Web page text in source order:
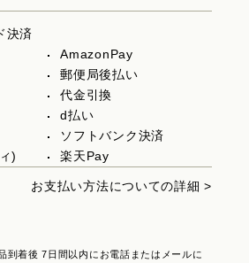
決済
AmazonPay
郵便局後払い
代金引換
d払い
ソフトバンク決済
)
楽天Pay
お支払い方法についての詳細 >
到着後 7日間以内にお電話またはメールに